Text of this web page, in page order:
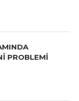
PROBLEMİ